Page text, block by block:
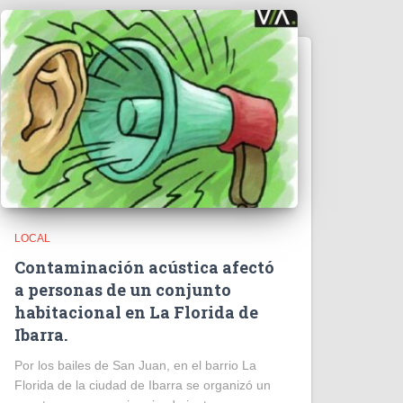
LOCAL
Contaminación acústica afectó
a personas de un conjunto
habitacional en La Florida de
Ibarra.
Por los bailes de San Juan, en el barrio La
Florida de la ciudad de Ibarra se organizó un